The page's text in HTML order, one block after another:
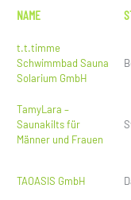
NAME
t.t.timme
Schwimmbad Sauna
Solarium GmbH
TamyLara –
Saunakilts für
Männer und Frauen
TAOASIS GmbH